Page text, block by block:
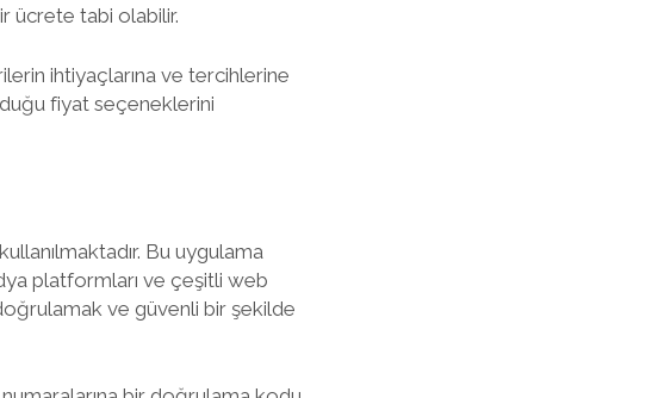
ücrete tabi olabilir.
ihtiyaçlarına ve tercihlerine
fiyat seçeneklerini
Bu uygulama
platformları ve çeşitli web
ve güvenli bir şekilde